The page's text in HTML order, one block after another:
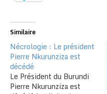
Similaire
Nécrologie : Le président
Pierre Nkurunziza est
décédé
Le Président du Burundi
Pierre Nkurunziza est